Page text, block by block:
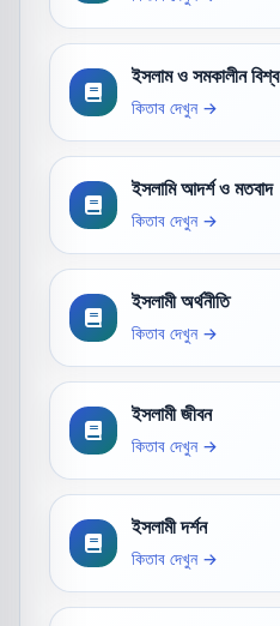
ইসলাম ও সমকালীন বিশ্ব
কিতাব দেখুন →
ইসলামি আদর্শ ও মতবাদ
কিতাব দেখুন →
ইসলামী অর্থনীতি
কিতাব দেখুন →
ইসলামী জীবন
কিতাব দেখুন →
ইসলামী দর্শন
কিতাব দেখুন →